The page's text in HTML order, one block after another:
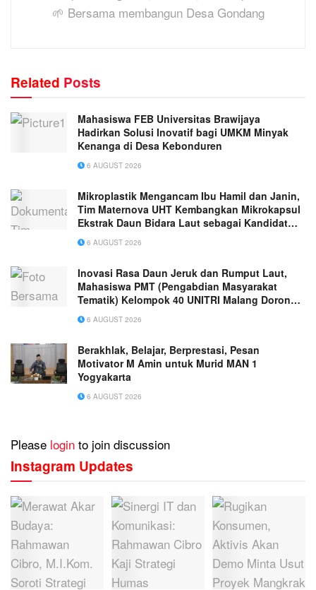
🌱 Bersama membangun Desa Gondang
Related Posts
Mahasiswa FEB Universitas Brawijaya
Hadirkan Solusi Inovatif bagi UMKM Minyak
Kenanga di Desa Kebonduren
6 AUGUST 2026
Mikroplastik Mengancam Ibu Hamil dan Janin,
Tim Maternova UHT Kembangkan Mikrokapsul
Ekstrak Daun Bidara Laut sebagai Kandidat
Antiinflamasi Plasenta
6 AUGUST 2026
Inovasi Rasa Daun Jeruk dan Rumput Laut,
Mahasiswa PMT (Pengabdian Masyarakat
Tematik) Kelompok 40 UNITRI Malang Dorong
Daya Saing UMKM “Kerupuk Singkong
Nusantara Putra” di Kota Batu
6 AUGUST 2026
Berakhlak, Belajar, Berprestasi, Pesan
Motivator M Amin untuk Murid MAN 1
Yogyakarta
6 AUGUST 2026
Please login to join discussion
Instagram Updates